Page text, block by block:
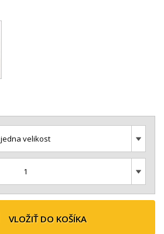
jedna velikost
1
VLOŽIŤ DO KOŠÍKA